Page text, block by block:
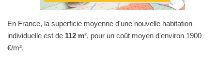
En France, la superficie moyenne d'une nouvelle habitation
individuelle est de 112 m², pour un coût moyen d'environ 1900
€/m².